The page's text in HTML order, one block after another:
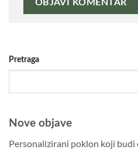
Pretraga
Nove objave
Personalizirani poklon koji budi